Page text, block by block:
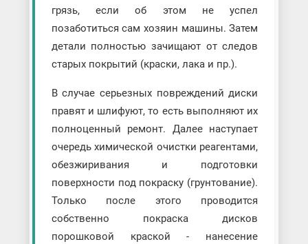
грязь, если об этом не успел
позаботиться сам хозяин машины. Затем
детали полностью зачищают от следов
старых покрытий (краски, лака и пр.).
В случае серьезных повреждений диски
правят и шлифуют, то есть выполняют их
полноценный ремонт. Далее наступает
очередь химической очистки реагентами,
обезжиривания и подготовки
поверхности под покраску (грунтование).
Только после этого проводится
собственно покраска дисков
порошковой краской - нанесение